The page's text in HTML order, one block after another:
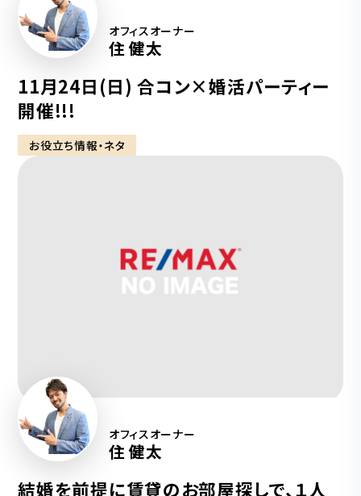
オフィスオーナー
住 健太
11月24日(日) 合コン×婚活パーティー
開催!!!
お役立ち情報・ネタ
オフィスオーナー
住 健太
結婚を前提に賃貸のお部屋探しで、１人